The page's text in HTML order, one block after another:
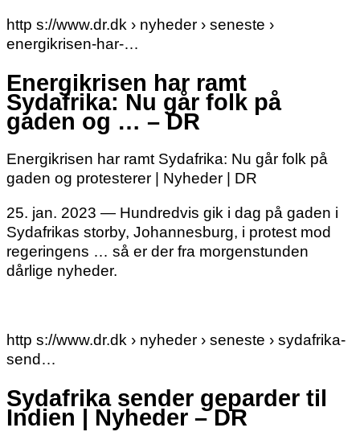
http s://www.dr.dk › nyheder › seneste ›
energikrisen-har-…
Energikrisen har ramt
Sydafrika: Nu går folk på
gaden og … – DR
Energikrisen har ramt Sydafrika: Nu går folk på
gaden og protesterer | Nyheder | DR
25. jan. 2023 — Hundredvis gik i dag på gaden i
Sydafrikas storby, Johannesburg, i protest mod
regeringens … så er der fra morgenstunden
dårlige nyheder.
http s://www.dr.dk › nyheder › seneste › sydafrika-
send…
Sydafrika sender geparder til
Indien | Nyheder – DR